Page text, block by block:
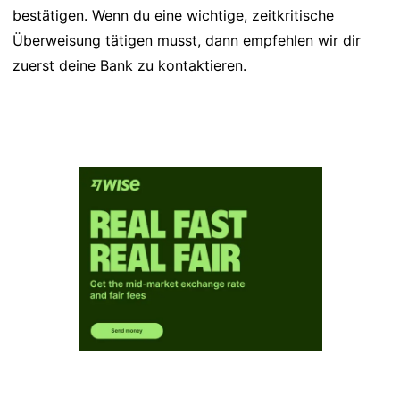
bestätigen. Wenn du eine wichtige, zeitkritische
Überweisung tätigen musst, dann empfehlen wir dir
zuerst deine Bank zu kontaktieren.